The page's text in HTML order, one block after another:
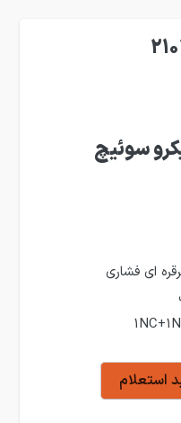
سوئیچ
ای فشاری
استعلام